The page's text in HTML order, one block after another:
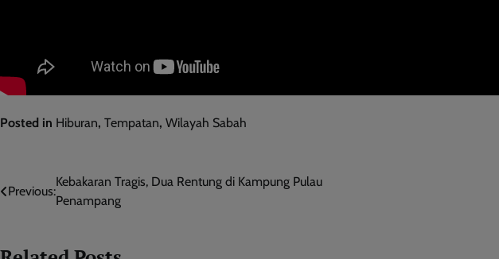
Posted in Hiburan, Tempatan, Wilayah Sabah
Post
navigation
Previous:
Kebakaran Tragis, Dua Rentung di Kampung Pulau
Penampang